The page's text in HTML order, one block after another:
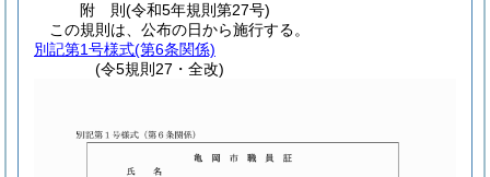
附 則(令和5年規則第27号)
この規則は、公布の日から施行する。
別記第1号様式(第6条関係)
(令5規則27・全改)